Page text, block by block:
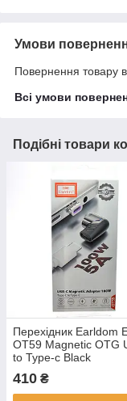
Умови
Повернення товару
Всі умови
Подібні товари
Перехідник Earldom
OT59 Magnetic OTG
to Type-c Black
410 ₴